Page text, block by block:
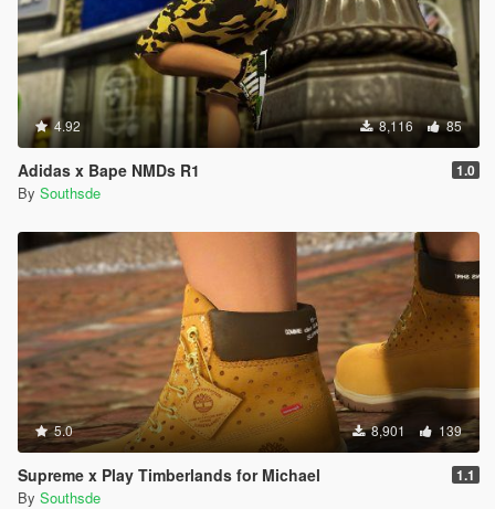
4.92 8,116 85
Adidas x Bape NMDs R1 1.0
By Southsde
5.0 8,901 139
Supreme x Play Timberlands for Michael 1.1
By Southsde